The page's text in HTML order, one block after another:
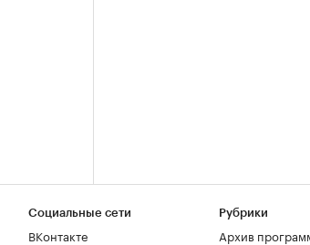
Социальные сети
ВКонтакте
Рубрики
Архив